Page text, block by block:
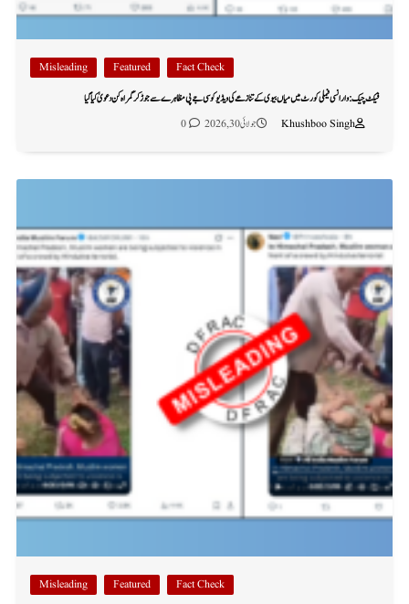
Fact Check
Featured
Misleading
فیکٹ چیک: وارانسی فیملی کورٹ میں میاں بیوی کے تنازعے کی ویڈیو کو سی جے پی مظاہرے سے جوڑ کر گمراہ کن دعویٰ کیا گیا
Khushboo Singh
جولائی 30, 2026 0
Fact Check
Featured
Misleading